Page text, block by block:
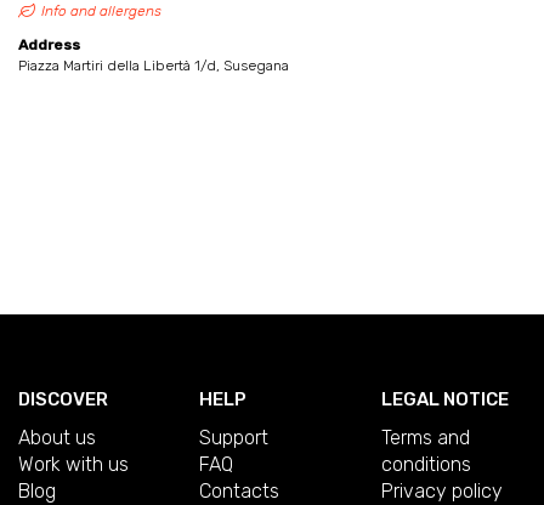
Info and allergens
Address
Piazza Martiri della Libertà 1/d, Susegana
DISCOVER
About us
Work with us
Blog
HELP
Support
FAQ
Contacts
LEGAL NOTICE
Terms and
conditions
Privacy policy